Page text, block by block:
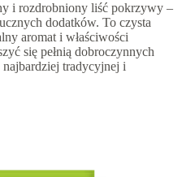
i rozdrobniony liść pokrzywy –
dodatków. To czysta
aromat i właściwości
się pełnią dobroczynnych
tradycyjnej i